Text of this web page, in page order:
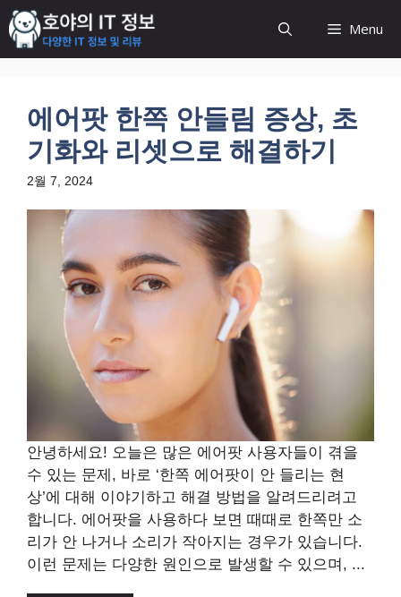
컨
텐
츠
Menu
에어팟 한쪽 안들림 증상, 초
기화와 리셋으로 해결하기
2월 7, 2024
안녕하세요! 오늘은 많은 에어팟 사용자들이 겪을
수 있는 문제, 바로 ‘한쪽 에어팟이 안 들리는 현
상’에 대해 이야기하고 해결 방법을 알려드리려고
합니다. 에어팟을 사용하다 보면 때때로 한쪽만 소
리가 안 나거나 소리가 작아지는 경우가 있습니다.
이런 문제는 다양한 원인으로 발생할 수 있으며, ...